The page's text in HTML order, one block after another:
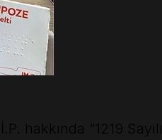
hakkında “1219 Sayılı